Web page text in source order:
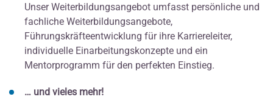
Unser Weiterbildungsangebot umfasst persönliche und
fachliche Weiterbildungsangebote,
Führungskräfteentwicklung für ihre Karriereleiter,
individuelle Einarbeitungskonzepte und ein
Mentorprogramm für den perfekten Einstieg.
… und vieles mehr!